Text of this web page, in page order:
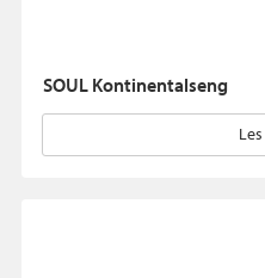
SOUL Kontinentalseng